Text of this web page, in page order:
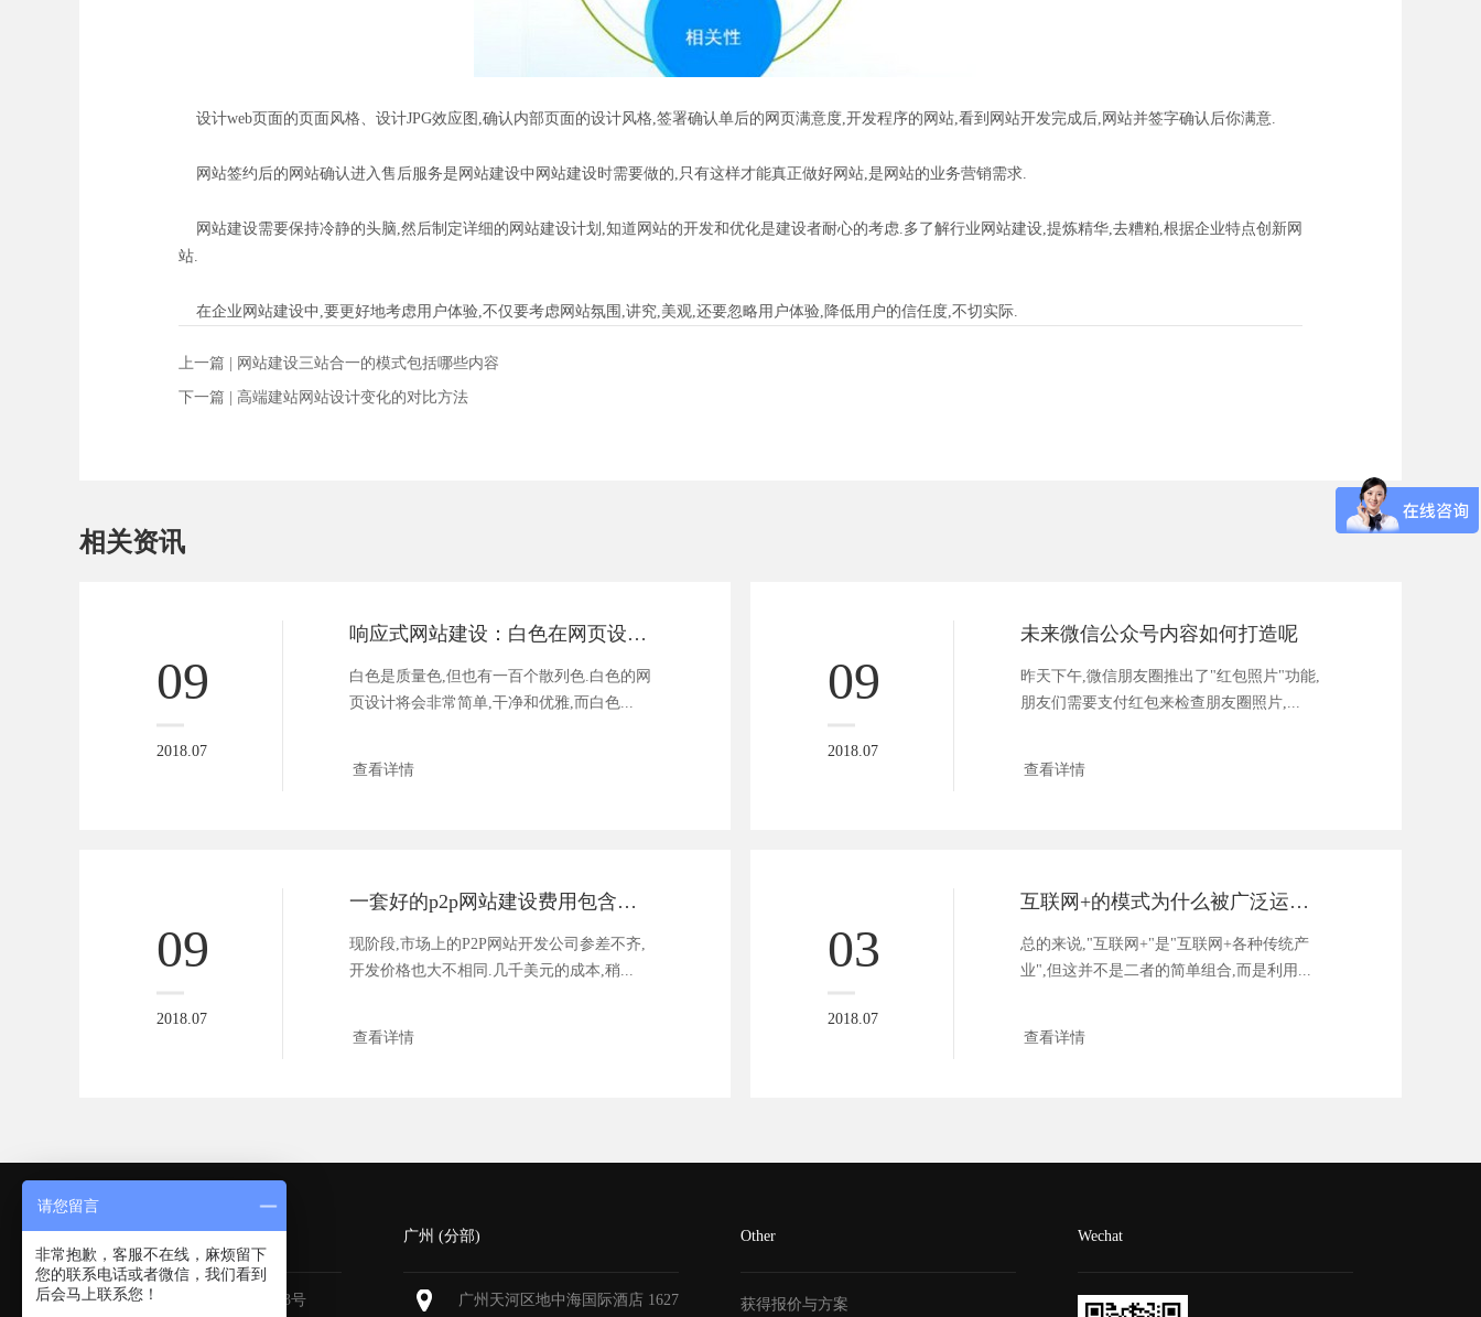
设计web页面的页面风格、设计JPG效应图,确认内部页面的设计风格,签署确认单后的网页满意度,开发程序的网站,看到网站开发完成后,网站并签字确认后你满意.
网站签约后的网站确认进入售后服务是网站建设中网站建设时需要做的,只有这样才能真正做好网站,是网站的业务营销需求.
网站建设需要保持冷静的头脑,然后制定详细的网站建设计划,知道网站的开发和优化是建设者耐心的考虑.多了解行业网站建设,提炼精华,去糟粕,根据企业特点创新网
站.
在企业网站建设中,要更好地考虑用户体验,不仅要考虑网站氛围,讲究,美观,还要忽略用户体验,降低用户的信任度,不切实际.
上一篇 | 网站建设三站合一的模式包括哪些内容
下一篇 | 高端建站网站设计变化的对比方法
相关资讯
09
2018.07
响应式网站建设：白色在网页设计中的重要性
白色是质量色,但也有一百个散列色.白色的网
页设计将会非常简单,干净和优雅,而白色...
查看详情
09
2018.07
未来微信公众号内容如何打造呢
昨天下午,微信朋友圈推出了"红包照片"功能,
朋友们需要支付红包来检查朋友圈照片,...
查看详情
09
2018.07
一套好的p2p网站建设费用包含了哪些部分
现阶段,市场上的P2P网站开发公司参差不齐,
开发价格也大不相同.几千美元的成本,稍...
查看详情
03
2018.07
互联网+的模式为什么被广泛运用于各个行业
总的来说,"互联网+"是"互联网+各种传统产
业",但这并不是二者的简单组合,而是利用...
查看详情
深圳 (总部)
深圳福田区深南大道6013号
广州 (分部)
广州天河区地中海国际酒店 1627
Other
获得报价与方案
Wechat
请您留言
非常抱歉，客服不在线，麻烦留下
您的联系电话或者微信，我们看到
后会马上联系您！